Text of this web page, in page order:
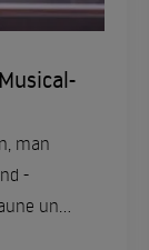
man
-
und